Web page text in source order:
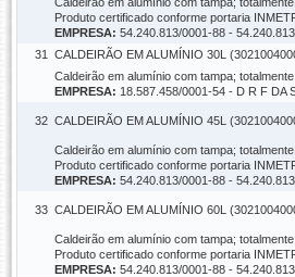
Produto certificado conforme portaria
EMPRESA: 54.240.813/0001-88 -
31
CALDEIRÃO EM ALUMÍNIO 30L
Caldeirão em alumínio com tampa;
EMPRESA: 18.587.458/0001-54 - D R F DA
32 CALDEIRÃO EM ALUMÍNIO 45L
Caldeirão em alumínio com tampa;
Produto certificado conforme portaria
EMPRESA: 54.240.813/0001-88 -
33 CALDEIRÃO EM ALUMÍNIO 60L
Caldeirão em alumínio com tampa;
Produto certificado conforme portaria
EMPRESA: 54.240.813/0001-88 -